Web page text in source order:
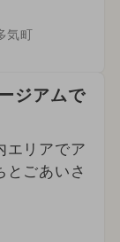
気町
ジアムで
エリアでア
とごあいさ